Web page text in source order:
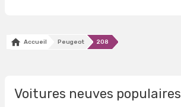
Accueil Peugeot 208
Voitures neuves populaires